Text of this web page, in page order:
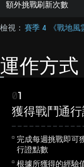
額外挑戰刷新次數
檢視： 賽季 4 《戰地風
運作方式
01
獲得戰鬥通
完成每週挑戰即可
行證點數
根據所獲得的經驗